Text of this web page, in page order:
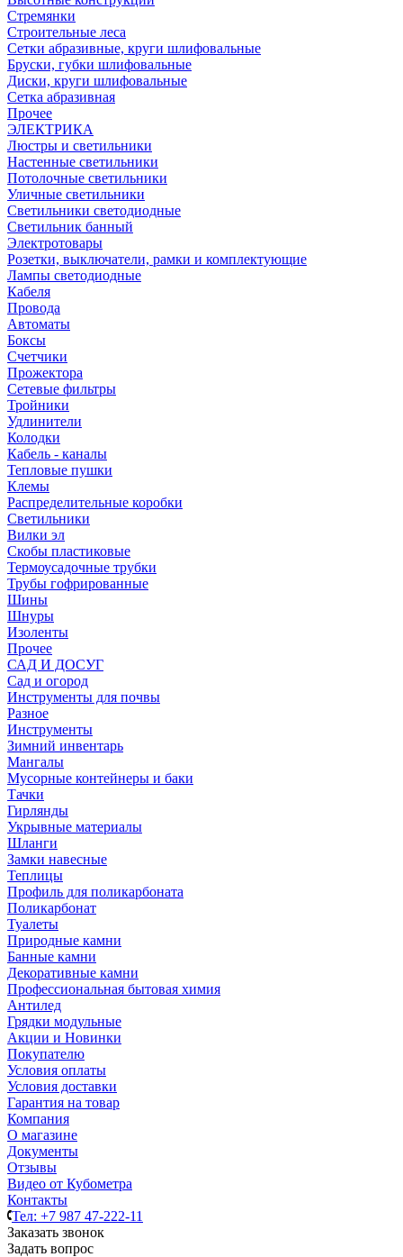
Стремянки
Строительные леса
Сетки абразивные, круги шлифовальные
Бруски, губки шлифовальные
Диски, круги шлифовальные
Сетка абразивная
Прочее
ЭЛЕКТРИКА
Люстры и светильники
Настенные светильники
Потолочные светильники
Уличные светильники
Светильники светодиодные
Светильник банный
Электротовары
Розетки, выключатели, рамки и комплектующие
Лампы светодиодные
Кабеля
Провода
Автоматы
Боксы
Счетчики
Прожектора
Сетевые фильтры
Тройники
Удлинители
Колодки
Кабель - каналы
Тепловые пушки
Клемы
Распределительные коробки
Светильники
Вилки эл
Скобы пластиковые
Термоусадочные трубки
Трубы гофрированные
Шины
Шнуры
Изоленты
Прочее
САД И ДОСУГ
Сад и огород
Инструменты для почвы
Разное
Инструменты
Зимний инвентарь
Мангалы
Мусорные контейнеры и баки
Тачки
Гирлянды
Укрывные материалы
Шланги
Замки навесные
Теплицы
Профиль для поликарбоната
Поликарбонат
Туалеты
Природные камни
Банные камни
Декоративные камни
Профессиональная бытовая химия
Антилед
Грядки модульные
Акции и Новинки
Покупателю
Условия оплаты
Условия доставки
Гарантия на товар
Компания
О магазине
Документы
Отзывы
Видео от Кубометра
Контакты
Тел: +7 987 47-222-11
Заказать звонок
Задать вопрос